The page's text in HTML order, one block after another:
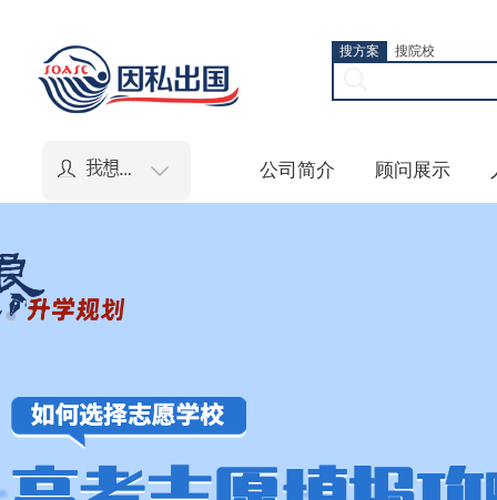
搜方案 搜院校
公司简介 顾问展示